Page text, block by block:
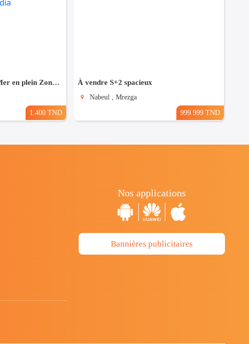
Pour Vacance s+2 Vue Mer en plein Zone Touristique Mahdia
1.400 TND
À vendre S+2 spacieux
Nabeul , Mrezga
999.999 TND
Nos applications
Bannières publicitaires